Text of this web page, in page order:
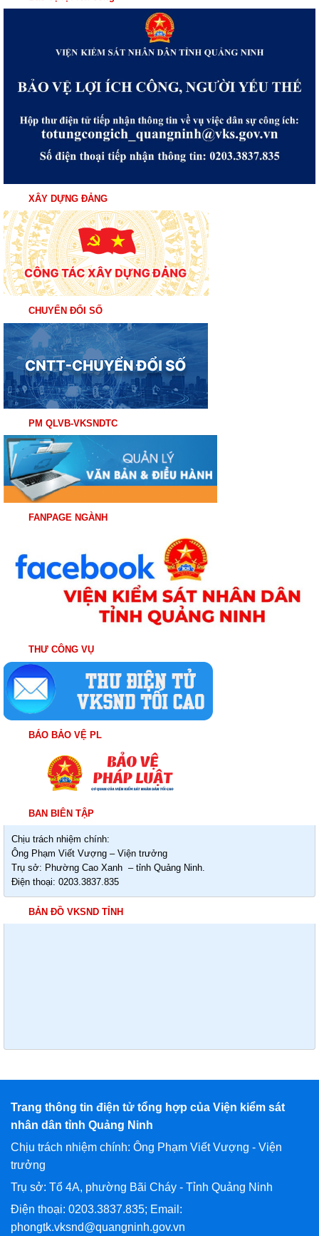
XÂY DỰNG ĐẢNG
CHUYỂN ĐỔI SỐ
PM QLVB-VKSNDTC
FANPAGE NGÀNH
THƯ CÔNG VỤ
BÁO BẢO VỆ PL
BAN BIÊN TẬP
Chịu trách nhiệm chính:
Ông Phạm Viết Vượng – Viện trưởng
Trụ sở: Phường Cao Xanh – tỉnh Quảng Ninh.
Điện thoại: 0203.3837.835
BẢN ĐỒ VKSND TỈNH
Trang thông tin điện tử tổng hợp của Viện kiểm sát
nhân dân tỉnh Quảng Ninh
Chịu trách nhiệm chính: Ông Phạm Viết Vượng - Viện
trưởng
Trụ sở: Tổ 4A, phường Bãi Cháy - Tỉnh Quảng Ninh
Điện thoại: 0203.3837.835; Email:
phongtk.vksnd@quangninh.gov.vn